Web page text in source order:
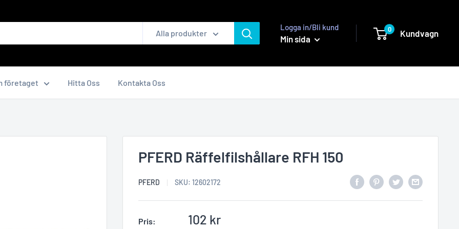
Alla produkter
Logga in/Bli kund
Min sida
0 Kundvagn
företaget Hitta Oss Kontakta Oss
PFERD Räffelfilshållare RFH 150
PFERD SKU: 12602172
Pris: Reapris
102 kr